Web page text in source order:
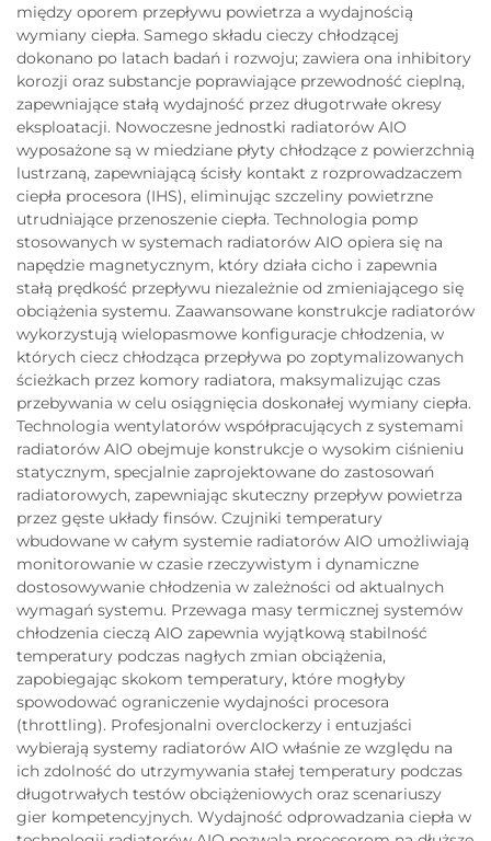
między oporem przepływu powietrza a wydajnością
wymiany ciepła. Samego składu cieczy chłodzącej
dokonano po latach badań i rozwoju; zawiera ona inhibitory
korozji oraz substancje poprawiające przewodność cieplną,
zapewniające stałą wydajność przez długotrwałe okresy
eksploatacji. Nowoczesne jednostki radiatorów AIO
wyposażone są w miedziane płyty chłodzące z powierzchnią
lustrzaną, zapewniającą ścisły kontakt z rozprowadzaczem
ciepła procesora (IHS), eliminując szczeliny powietrzne
utrudniające przenoszenie ciepła. Technologia pomp
stosowanych w systemach radiatorów AIO opiera się na
napędzie magnetycznym, który działa cicho i zapewnia
stałą prędkość przepływu niezależnie od zmieniającego się
obciążenia systemu. Zaawansowane konstrukcje radiatorów
wykorzystują wielopasmowe konfiguracje chłodzenia, w
których ciecz chłodząca przepływa po zoptymalizowanych
ścieżkach przez komory radiatora, maksymalizując czas
przebywania w celu osiągnięcia doskonałej wymiany ciepła.
Technologia wentylatorów współpracujących z systemami
radiatorów AIO obejmuje konstrukcje o wysokim ciśnieniu
statycznym, specjalnie zaprojektowane do zastosowań
radiatorowych, zapewniając skuteczny przepływ powietrza
przez gęste układy finsów. Czujniki temperatury
wbudowane w całym systemie radiatorów AIO umożliwiają
monitorowanie w czasie rzeczywistym i dynamiczne
dostosowywanie chłodzenia w zależności od aktualnych
wymagań systemu. Przewaga masy termicznej systemów
chłodzenia cieczą AIO zapewnia wyjątkową stabilność
temperatury podczas nagłych zmian obciążenia,
zapobiegając skokom temperatury, które mogłyby
spowodować ograniczenie wydajności procesora
(throttling). Profesjonalni overclockerzy i entuzjaści
wybierają systemy radiatorów AIO właśnie ze względu na
ich zdolność do utrzymywania stałej temperatury podczas
długotrwałych testów obciążeniowych oraz scenariuszy
gier kompetencyjnych. Wydajność odprowadzania ciepła w